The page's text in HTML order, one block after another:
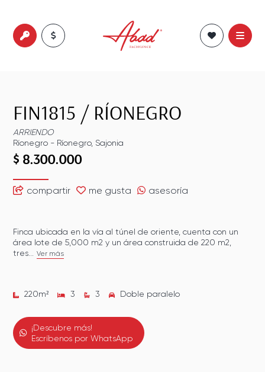
FIN1815 / RÍONEGRO
ARRIENDO
Ríonegro - Ríonegro, Sajonia
$ 8.300.000
compartir me gusta asesoría
Finca ubicada en la vía al túnel de oriente, cuenta con un
área lote de 5,000 m2 y un área construida de 220 m2,
tres...
Ver más
220m² 3 3 Doble paralelo
¡Descubre más!
Escríbenos por WhatsApp